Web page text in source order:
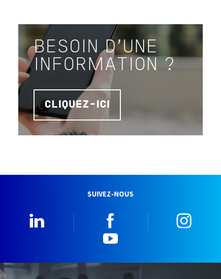
BESOIN D'UNE
INFORMATION ?
CLIQUEZ-ICI
SUIVEZ-NOUS